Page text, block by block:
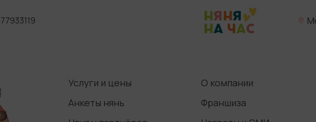
Услуги и цены
Анкеты нянь
О компании
Франшиза